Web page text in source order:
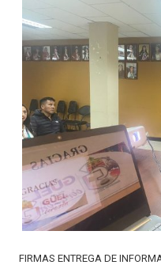
FIRMAS ENTREGA DE